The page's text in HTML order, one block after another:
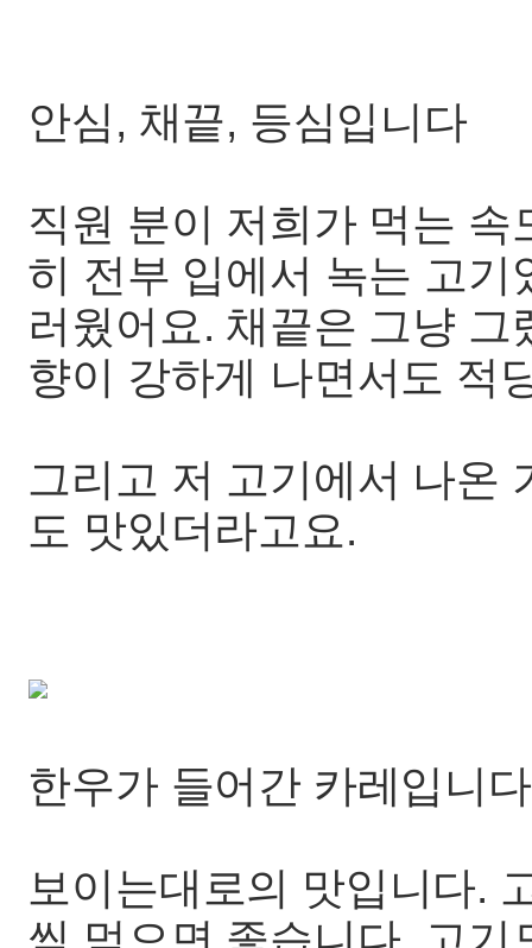
안심, 채끝, 등심입니다
직원 분이 저희가 먹는
히 전부 입에서 녹는 고
러웠어요. 채끝은 그냥
향이 강하게 나면서도 적
그리고 저 고기에서 나온
도 맛있더라고요.
한우가 들어간 카레입니
보이는대로의 맛입니다.